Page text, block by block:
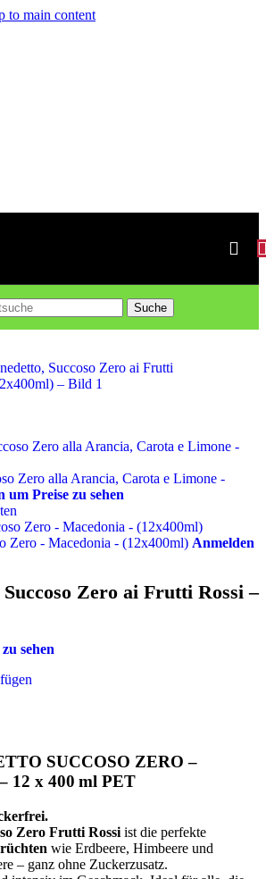
to main content
Suche
Zero alla Arancia, Carota e Limone -
um Preise zu sehen
Zero - Macedonia - (12x400ml) Anmelden
Succoso Zero ai Frutti Rossi –
sehen
SUCCOSO ZERO –
12 x 400 ml PET
Zero Frutti Rossi ist die perfekte
wie Erdbeere, Himbeere und
– ganz ohne Zuckerzusatz.